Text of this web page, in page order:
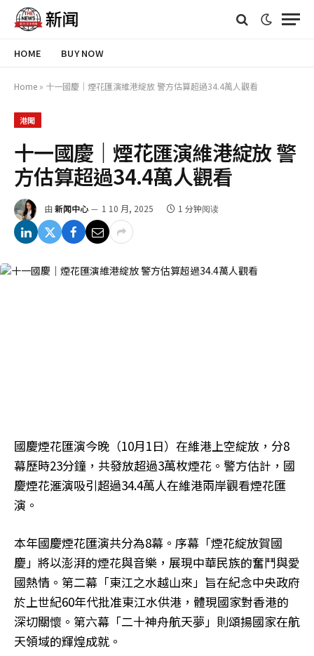
HOME BUY NOW
Home » 十一國慶｜煙花匯演維港綻放 警方估算超過34.4萬人觀看
港聞
十一國慶｜煙花匯演維港綻放 警
方估算超過34.4萬人觀看
由 新闻中心 1 10 月, 2025 1 分钟阅读
國慶煙花匯演今晚（10月1日）在維港上空綻放，分8
幕歷時23分鐘，共發放超過3萬枚煙花。警方估計，國
慶煙花滙演吸引超過34.4萬人在維港兩岸觀看煙花匯
演。
本年國慶煙花匯演共分為8幕。序幕「煙花綻放賀國
慶」將以澎湃的煙花與音樂，展現中華民族的奮鬥與愛
國熱情。第二幕「東江之水越山來」旨在紀念中央政府
於上世紀60年代批准東江水供港，體現國家對香港的
深切關懷。第六幕「二十神舟航天夢」則頌揚國家在航
天領域的輝煌成就。